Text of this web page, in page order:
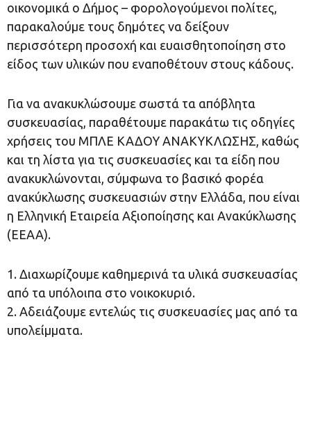
οικονομικά ο Δήμος – φορολογούμενοι πολίτες,
παρακαλούμε τους δημότες να δείξουν
περισσότερη προσοχή και ευαισθητοποίηση στο
είδος των υλικών που εναποθέτουν στους κάδους.
Για να ανακυκλώσουμε σωστά τα απόβλητα
συσκευασίας, παραθέτουμε παρακάτω τις οδηγίες
χρήσεις του ΜΠΛΕ ΚΑΔΟΥ ΑΝΑΚΥΚΛΩΣΗΣ, καθώς
και τη λίστα για τις συσκευασίες και τα είδη που
ανακυκλώνονται, σύμφωνα το βασικό φορέα
ανακύκλωσης συσκευασιών στην Ελλάδα, που είναι
η Ελληνική Εταιρεία Αξιοποίησης και Ανακύκλωσης
(ΕΕΑΑ).
1. Διαχωρίζουμε καθημερινά τα υλικά συσκευασίας
από τα υπόλοιπα στο νοικοκυριό.
2. Αδειάζουμε εντελώς τις συσκευασίες μας από τα
υπολείμματα.